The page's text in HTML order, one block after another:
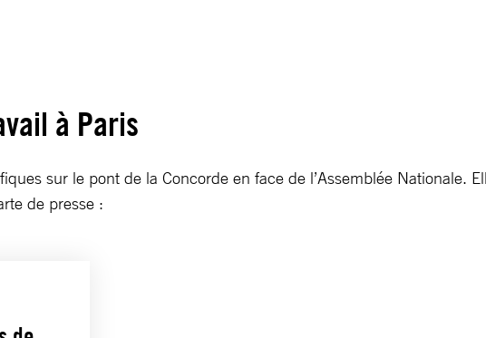
à Paris
sur le pont de la Concorde en face de l’Assemblée Nationale.
de presse :